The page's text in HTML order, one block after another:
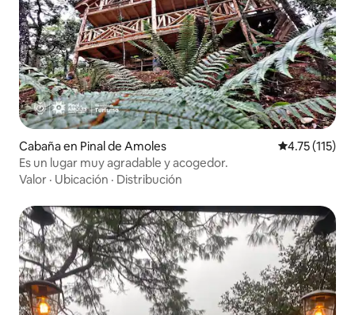
Cabaña en Pinal de Amoles Calificación
4.75 (115)
Es un lugar muy agradable y acogedor.
Valor · Ubicación · Distribución